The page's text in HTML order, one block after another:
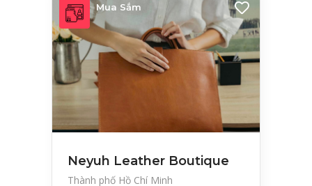
Mua Sắm
Neyuh Leather Boutique
Thành phố Hồ Chí Minh